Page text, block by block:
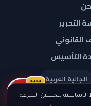
الأساسية لتحسين السرعة
التحرير
القانوني
التأسيس
الجالية العربية
ريلز
جديد